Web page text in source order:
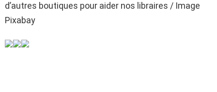
d’autres boutiques pour aider nos libraires / Image
Pixabay